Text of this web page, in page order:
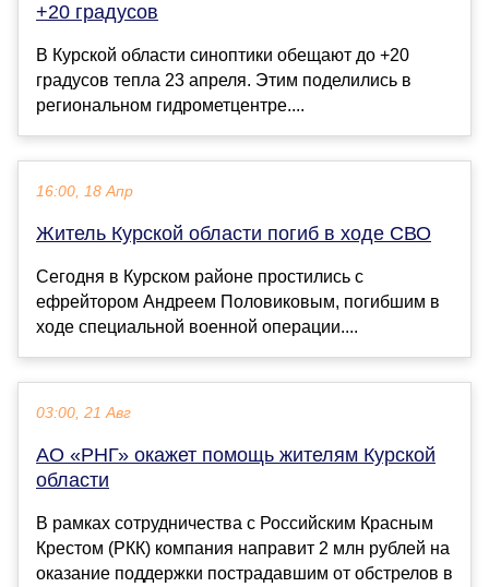
+20 градусов
В Курской области синоптики обещают до +20
градусов тепла 23 апреля. Этим поделились в
региональном гидрометцентре....
16:00, 18 Апр
Житель Курской области погиб в ходе СВО
Сегодня в Курском районе простились с
ефрейтором Андреем Половиковым, погибшим в
ходе специальной военной операции....
03:00, 21 Авг
АО «РНГ» окажет помощь жителям Курской
области
В рамках сотрудничества с Российским Красным
Крестом (РКК) компания направит 2 млн рублей на
оказание поддержки пострадавшим от обстрелов в